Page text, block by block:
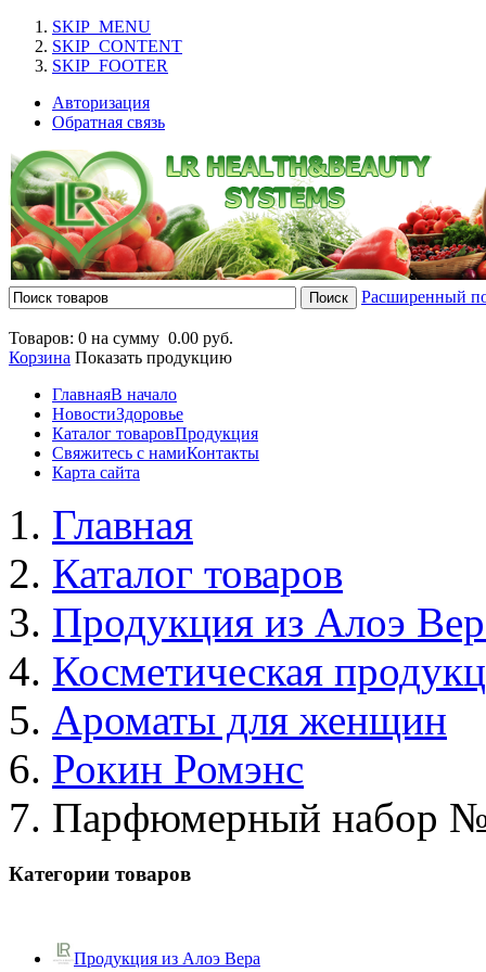
SKIP_MENU
SKIP_CONTENT
SKIP_FOOTER
Авторизация
Обратная связь
Расширенный
Товаров: 0 на сумму 0.00 руб.
Корзина Показать продукцию
ГлавнаяВ начало
НовостиЗдоровье
Каталог товаровПродукция
Свяжитесь с намиКонтакты
Карта сайта
Главная
Каталог товаров
Продукция из Алоэ
Косметическая
Ароматы для женщин
Рокин Ромэнс
Парфюмерный набор
Категории товаров
Продукция из Алоэ Вера